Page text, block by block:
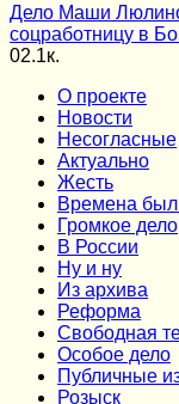
Дело Маши
соцработницу в
02.1к.
О проекте
Новости
Несогласные
Актуально
Жесть
Времена
Громкое дело
В России
Ну и ну
Из архива
Реформа
Cвободная
Особое дело
Публичные
Розыск